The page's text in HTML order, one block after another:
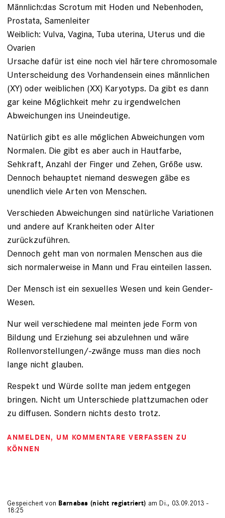
Männlich:das Scrotum mit Hoden und Nebenhoden,
Prostata, Samenleiter
Weiblich: Vulva, Vagina, Tuba uterina, Uterus und die
Ovarien
Ursache dafür ist eine noch viel härtere chromosomale
Unterscheidung des Vorhandensein eines männlichen
(XY) oder weiblichen (XX) Karyotyps. Da gibt es dann
gar keine Möglichkeit mehr zu irgendwelchen
Abweichungen ins Uneindeutige.
Natürlich gibt es alle möglichen Abweichungen vom
Normalen. Die gibt es aber auch in Hautfarbe,
Sehkraft, Anzahl der Finger und Zehen, Größe usw.
Dennoch behauptet niemand deswegen gäbe es
unendlich viele Arten von Menschen.
Verschieden Abweichungen sind natürliche Variationen
und andere auf Krankheiten oder Alter
zurückzuführen.
Dennoch geht man von normalen Menschen aus die
sich normalerweise in Mann und Frau einteilen lassen.
Der Mensch ist ein sexuelles Wesen und kein Gender-
Wesen.
Nur weil verschiedene mal meinten jede Form von
Bildung und Erziehung sei abzulehnen und wäre
Rollenvorstellungen/-zwänge muss man dies noch
lange nicht glauben.
Respekt und Würde sollte man jedem entgegen
bringen. Nicht um Unterschiede plattzumachen oder
zu diffusen. Sondern nichts desto trotz.
ANMELDEN, UM KOMMENTARE VERFASSEN ZU
KÖNNEN
Gespeichert von Barnabas (nicht registriert) am Di., 03.09.2013 -
18:25